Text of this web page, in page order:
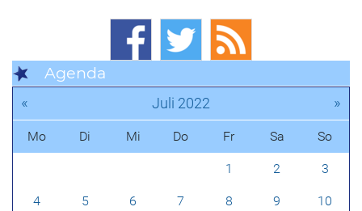
Agenda
« Juli 2022 »
Mo Di Mi Do Fr Sa So
1 2 3
4 5 6 7 8 9 10